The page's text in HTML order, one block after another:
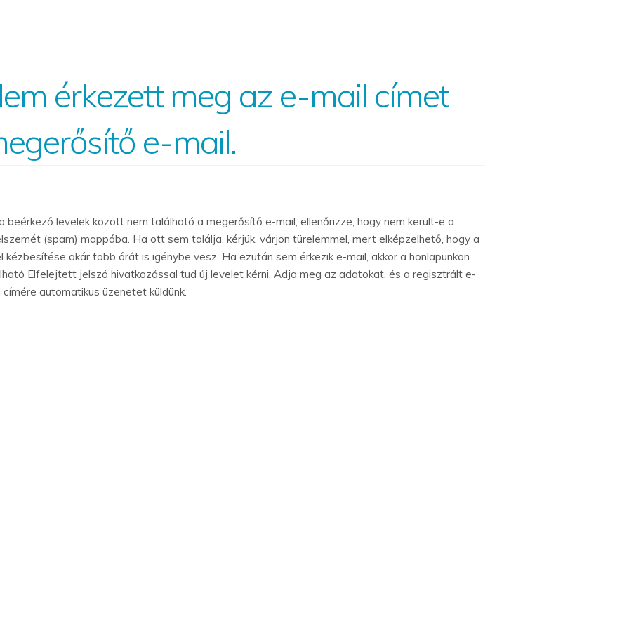
érkezett meg az e-mail címet
e-mail.
beérkező levelek között nem található a megerősítő e-mail, ellenőrizze, hogy nem került-e a
(spam) mappába. Ha ott sem találja, kérjük, várjon türelemmel, mert elképzelhető, hogy a
kézbesítése akár több órát is igénybe vesz. Ha ezután sem érkezik e-mail, akkor a honlapunkon
Elfelejtett jelszó hivatkozással tud új levelet kérni. Adja meg az adatokat, és a regisztrált e-
címére automatikus üzenetet küldünk.